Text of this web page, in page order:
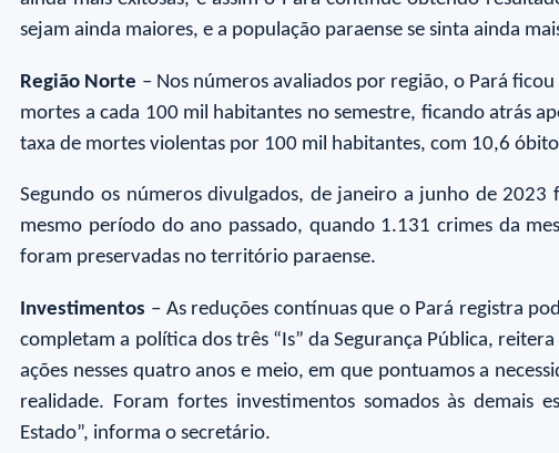
sejam ainda maiores, e a população paraense se sinta ainda
Região Norte – Nos números avaliados por região, o Pará
mortes a cada 100 mil habitantes no semestre, ficando atrás
taxa de mortes violentas por 100 mil habitantes, com 10,6
Segundo os números divulgados, de janeiro a junho de
mesmo período do ano passado, quando 1.131 crimes da
foram preservadas no território paraense.
Investimentos – As reduções contínuas que o Pará registra
completam a política dos três “Is” da Segurança Pública,
ações nesses quatro anos e meio, em que pontuamos a
realidade. Foram fortes investimentos somados às demais
Estado”, informa o secretário.